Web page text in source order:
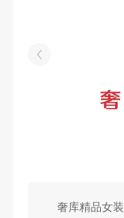
奢库精品女装